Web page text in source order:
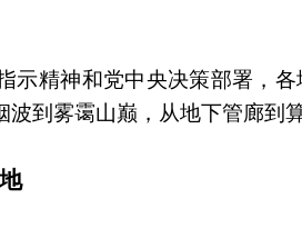
示精神和党中央决策部署，
到雾霭山巅，从地下管廊到